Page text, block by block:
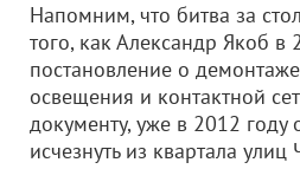
Напомним, что битва за
того, как Александр Якоб в
постановление о
освещения и контактной
документу, уже в 2012
исчезнуть из квартала